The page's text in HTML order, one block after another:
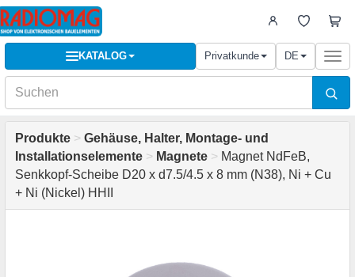
KATALOG Privatkunde DE
Produkte > Gehäuse, Halter, Montage- und
Installationselemente > Magnete > Magnet NdFeB,
Senkkopf-Scheibe D20 x d7.5/4.5 x 8 mm (N38), Ni + Cu
+ Ni (Nickel) HHII